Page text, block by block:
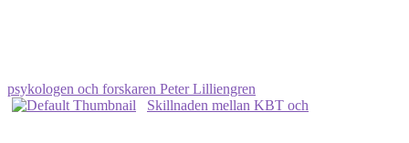
psykologen och forskaren Peter Lilliengren
Skillnaden mellan KBT och